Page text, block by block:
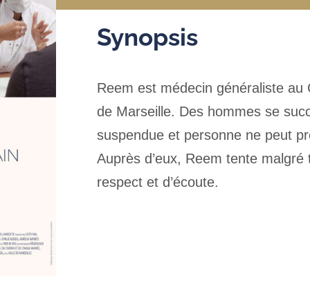
Synopsis
Reem est médecin généraliste
de Marseille. Des hommes se
suspendue et personne ne peut
Auprès d’eux, Reem tente
respect et d’écoute.